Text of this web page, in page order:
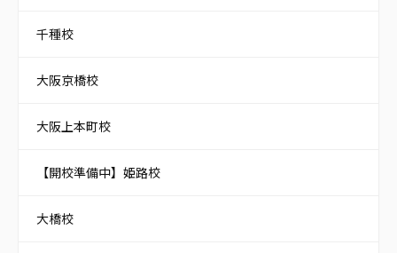
千種校
大阪京橋校
大阪上本町校
【開校準備中】姫路校
大橋校